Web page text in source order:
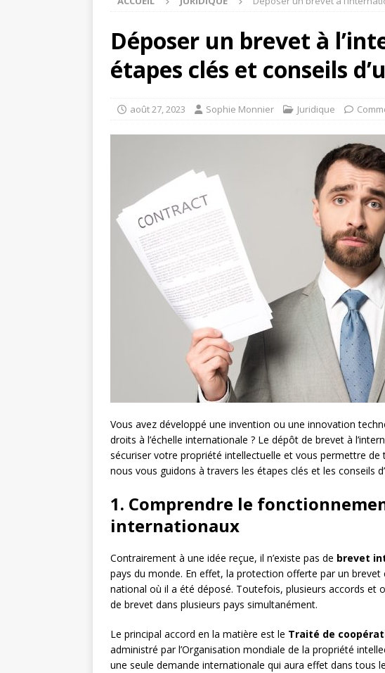
Déposer un brevet à
étapes clés et conseils
août 27, 2023 Sophie Monnier Juridique
Vous avez développé une invention ou une innovation
droits à l’échelle internationale ? Le dépôt de brevet à
sécuriser votre propriété intellectuelle et vous permettre
nous vous guidons à travers les étapes clés et les conseils
1. Comprendre le
internationaux
Contrairement à une idée reçue, il n’existe pas de brevet
pays du monde. En effet, la protection offerte par un
national où il a été déposé. Toutefois, plusieurs accords et
de brevet dans plusieurs pays simultanément.
Le principal accord en la matière est le Traité de
administré par l’Organisation mondiale de la propriété
une seule demande internationale qui aura effet dans tous